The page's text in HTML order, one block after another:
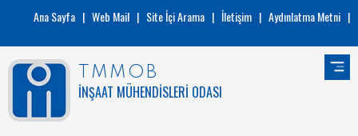
Ana Sayfa | Web Mail | Site İçi Arama | İletişim | Aydınlatma Metni |
TMMOB
İNŞAAT MÜHENDİSLERİ ODASI